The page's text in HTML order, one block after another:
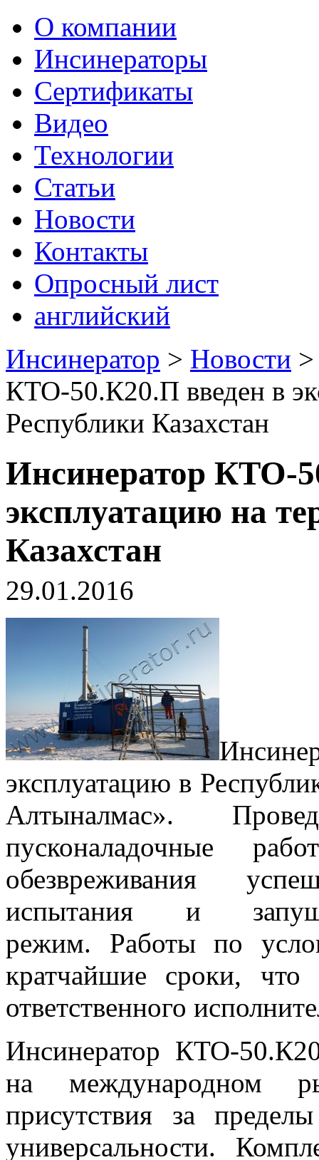
О компании
Инсинераторы
Сертификаты
Видео
Технологии
Статьи
Новости
Контакты
Опросный лист
английский
Инсинератор > Новости
КТО-50.К20.П введен в
Республики Казахстан
Инсинератор КТО-
эксплуатацию на
Казахстан
29.01.2016
эксплуатацию в
Алтыналмас».
пусконаладочные
обезвреживания
испытания и
режим. Работы по
кратчайшие сроки,
ответственного
Инсинератор КТО-
на международном
присутствия за
универсальности.